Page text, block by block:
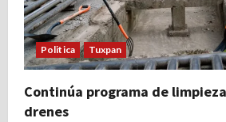
Politica Tuxpan
Continúa programa de
drenes